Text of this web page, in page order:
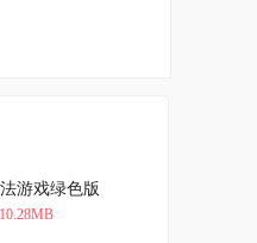
游戏绿色版